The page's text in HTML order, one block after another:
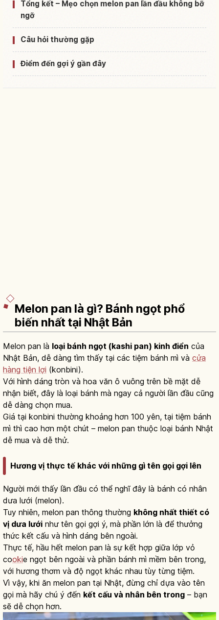
Tổng kết – Mẹo chọn melon pan lần đầu không bỡ
ngỡ
Câu hỏi thường gặp
Điểm đến gợi ý gần đây
Melon pan là gì? Bánh ngọt phổ
biến nhất tại Nhật Bản
Melon pan là loại bánh ngọt (kashi pan) kinh điển của
Nhật Bản, dễ dàng tìm thấy tại các tiệm bánh mì và cửa
hàng tiện lợi (konbini).
Với hình dáng tròn và hoa văn ô vuông trên bề mặt dễ
nhận biết, đây là loại bánh mà ngay cả người lần đầu cũng
dễ dàng chọn mua.
Giá tại konbini thường khoảng hơn 100 yên, tại tiệm bánh
mì thì cao hơn một chút – melon pan thuộc loại bánh Nhật
dễ mua và dễ thử.
Hương vị thực tế khác với những gì tên gọi gợi lên
Người mới thấy lần đầu có thể nghĩ đây là bánh có nhân
dưa lưới (melon).
Tuy nhiên, melon pan thông thường không nhất thiết có
vị dưa lưới như tên gọi gợi ý, mà phần lớn là để thưởng
thức kết cấu và hình dáng bên ngoài.
Thực tế, hầu hết melon pan là sự kết hợp giữa lớp vỏ
cookie ngọt bên ngoài và phần bánh mì mềm bên trong,
với hương thơm và độ ngọt khác nhau tùy từng tiệm.
Vì vậy, khi ăn melon pan tại Nhật, đừng chỉ dựa vào tên
gọi mà hãy chú ý đến kết cấu và nhân bên trong – bạn
sẽ dễ chọn hơn.